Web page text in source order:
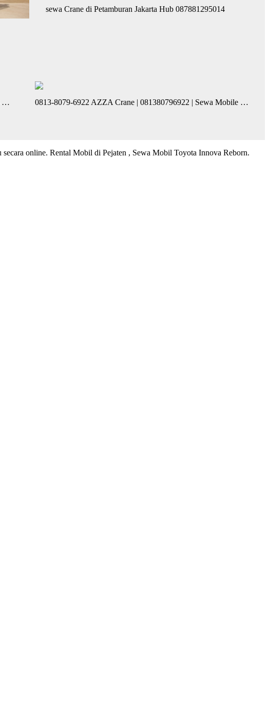
sewa Crane di Petamburan Jakarta Hub 087881295014
… 0813-8079-6922 AZZA Crane | 081380796922 | Sewa Mobile …
online. Rental Mobil di Pejaten , Sewa Mobil Toyota Innova Reborn.